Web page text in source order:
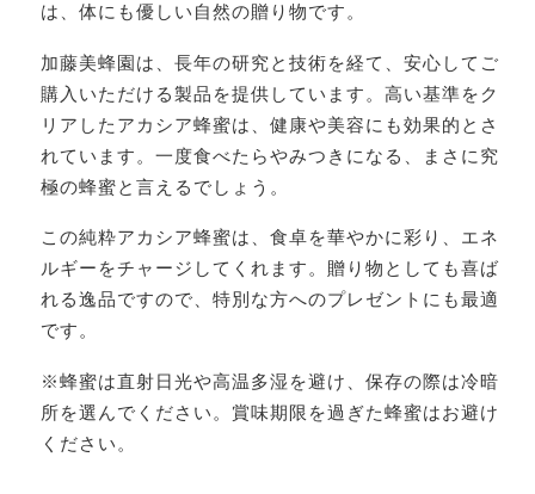
は、体にも優しい自然の贈り物です。
加藤美蜂園は、長年の研究と技術を経て、安心してご
購入いただける製品を提供しています。高い基準をク
リアしたアカシア蜂蜜は、健康や美容にも効果的とさ
れています。一度食べたらやみつきになる、まさに究
極の蜂蜜と言えるでしょう。
この純粋アカシア蜂蜜は、食卓を華やかに彩り、エネ
ルギーをチャージしてくれます。贈り物としても喜ば
れる逸品ですので、特別な方へのプレゼントにも最適
です。
※蜂蜜は直射日光や高温多湿を避け、保存の際は冷暗
所を選んでください。賞味期限を過ぎた蜂蜜はお避け
ください。